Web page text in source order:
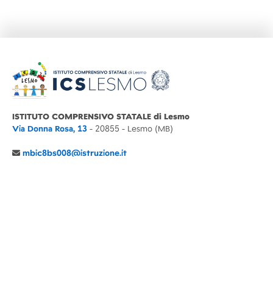
ISTITUTO COMPRENSIVO STATALE di Lesmo
Via Donna Rosa, 13 - 20855 - Lesmo (MB)
mbic8bs008@istruzione.it